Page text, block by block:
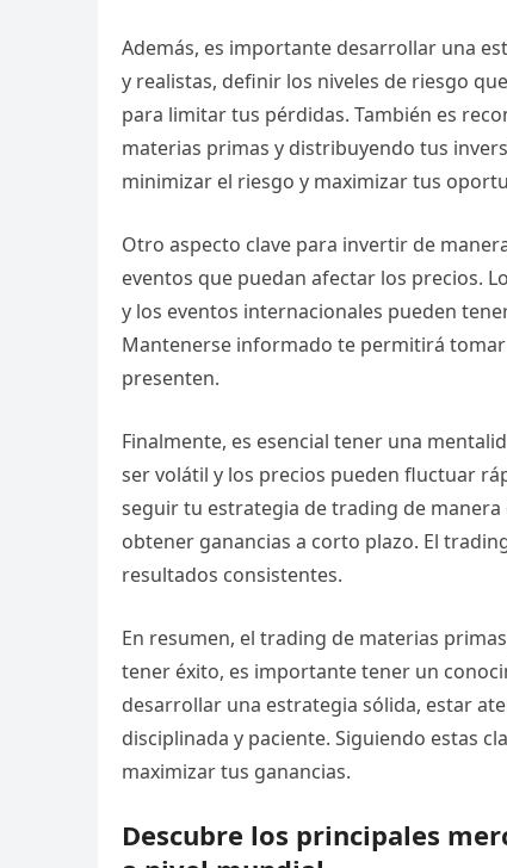
Además, es importante desarrollar una
y realistas, definir los niveles de riesgo
para limitar tus pérdidas. También es
materias primas y distribuyendo tus
minimizar el riesgo y maximizar tus
Otro aspecto clave para invertir de
eventos que puedan afectar los precios.
y los eventos internacionales pueden
Mantenerse informado te permitirá
presenten.
Finalmente, es esencial tener una
ser volátil y los precios pueden fluctuar
seguir tu estrategia de trading de manera
obtener ganancias a corto plazo. El
resultados consistentes.
En resumen, el trading de materias
tener éxito, es importante tener un
desarrollar una estrategia sólida, estar
disciplinada y paciente. Siguiendo estas
maximizar tus ganancias.
Descubre los principales